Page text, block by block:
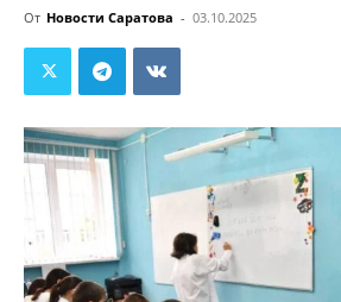
От Новости Саратова - 03.10.2025